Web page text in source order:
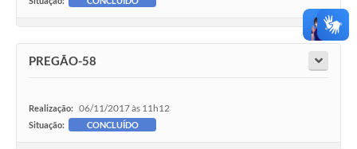
PREGÃO-58
Realização: 06/11/2017 às 11h12
Situação: CONCLUÍDO